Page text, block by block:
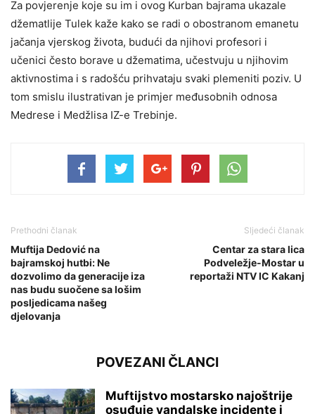
Za povjerenje koje su im i ovog Kurban bajrama ukazale
džematlije Tulek kaže kako se radi o obostranom emanetu
jačanja vjerskog života, budući da njihovi profesori i
učenici često borave u džematima, učestvuju u njihovim
aktivnostima i s radošću prihvataju svaki plemeniti poziv. U
tom smislu ilustrativan je primjer međusobnih odnosa
Medrese i Medžlisa IZ-e Trebinje.
Prethodni članak
Muftija Dedović na
bajramskoj hutbi: Ne
dozvolimo da generacije iza
nas budu suočene sa lošim
posljedicama našeg
djelovanja
Sljedeći članak
Centar za stara lica
Podveležje-Mostar u
reportaži NTV IC Kakanj
POVEZANI ČLANCI
Muftijstvo mostarsko najoštrije
osuđuje vandalske incidente i